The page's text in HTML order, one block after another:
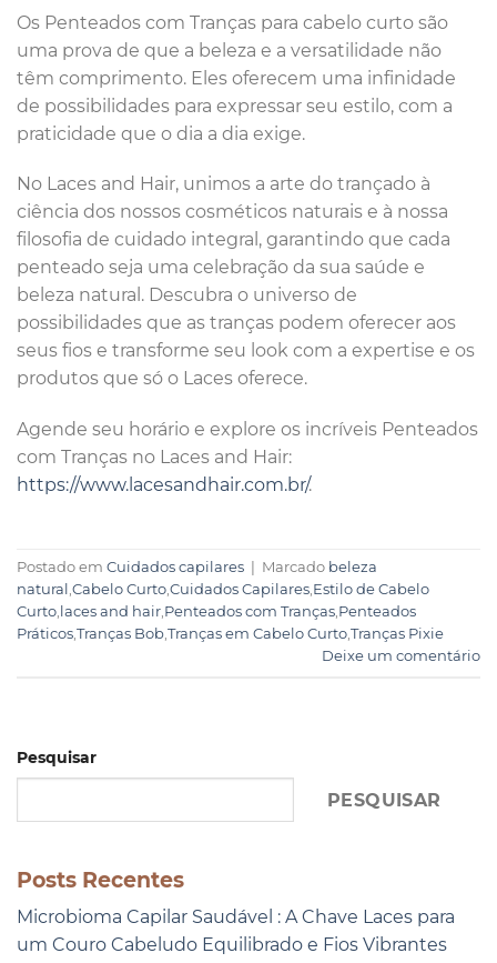
Pesquisar
PESQUISAR
Posts Recentes
Microbioma Capilar Saudável : A Chave Laces para
um Couro Cabeludo Equilibrado e Fios Vibrantes
Os Penteados com Tranças para cabelo curto são
uma prova de que a beleza e a versatilidade não
têm comprimento. Eles oferecem uma infinidade
de possibilidades para expressar seu estilo, com a
praticidade que o dia a dia exige.
No Laces and Hair, unimos a arte do trançado à
ciência dos nossos cosméticos naturais e à nossa
filosofia de cuidado integral, garantindo que cada
penteado seja uma celebração da sua saúde e
beleza natural. Descubra o universo de
possibilidades que as tranças podem oferecer aos
seus fios e transforme seu look com a expertise e os
produtos que só o Laces oferece.
Agende seu horário e explore os incríveis Penteados
com Tranças no Laces and Hair:
https://www.lacesandhair.com.br/.
Postado em Cuidados capilares Marcado beleza
natural ,Cabelo Curto,Cuidados Capilares,Estilo de Cabelo
Curto, laces and hair,Penteados com Tranças,Penteados
Práticos,Tranças Bob,Tranças em Cabelo Curto,Tranças Pixie
Deixe um comentário